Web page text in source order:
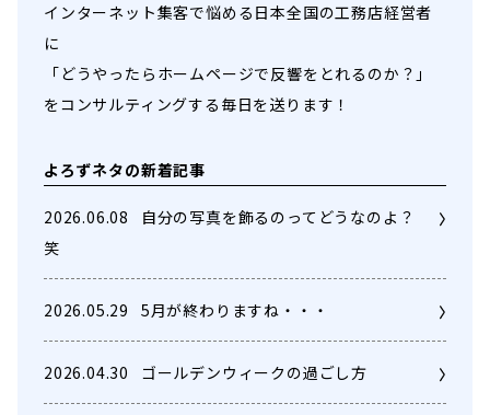
インターネット集客で悩める日本全国の工務店経営者
に
「どうやったらホームページで反響をとれるのか？」
をコンサルティングする毎日を送ります！
よろずネタの新着記事
2026.06.08
自分の写真を飾るのってどうなのよ？
笑
2026.05.29 5月が終わりますね・・・
2026.04.30 ゴールデンウィークの過ごし方